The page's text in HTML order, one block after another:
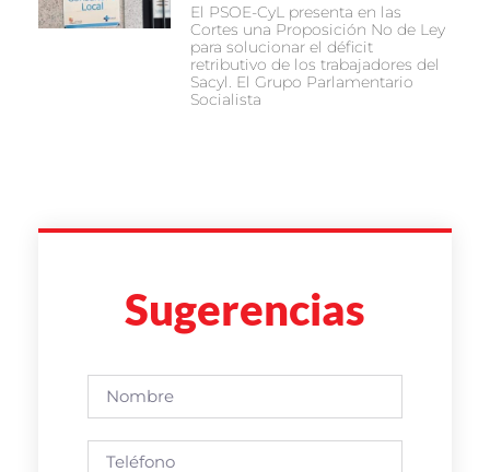
El PSOE-CyL presenta en las
Cortes una Proposición No de Ley
para solucionar el déficit
retributivo de los trabajadores del
Sacyl. El Grupo Parlamentario
Socialista
Sugerencias